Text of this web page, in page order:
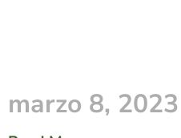
marzo 8, 2023